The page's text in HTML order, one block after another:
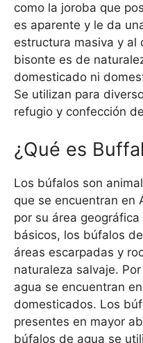
como la joroba que
es aparente y le da
estructura masiva y al
bisonte es de
domesticado ni
Se utilizan para
refugio y confección
¿Qué es
Los búfalos son
que se encuentran en
por su área
básicos, los búfalos
áreas escarpadas y
naturaleza salvaje.
agua se encuentran
domesticados. Los
presentes en mayor
búfalos de agua se